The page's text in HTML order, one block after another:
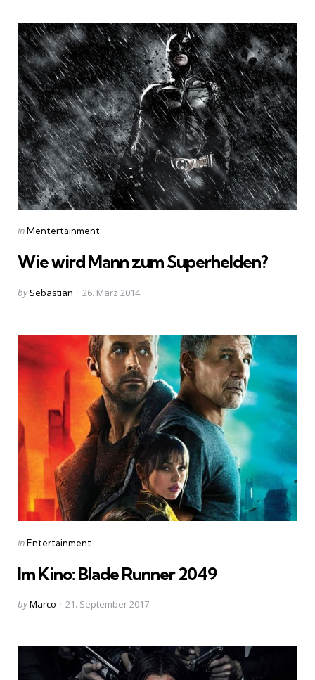
Categories
Posted
inMentertainment
Wie wird Mann zum Superhelden?
Posted
by Sebastian 26. März 2014
Categories
Posted
inEntertainment
Im Kino: Blade Runner 2049
Posted
byMarco 21. September 2017